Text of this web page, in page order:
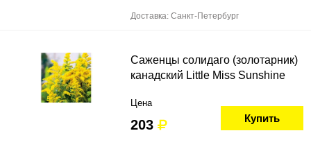
Доставка: Санкт-Петербург
Саженцы солидаго (золотарник)
канадский Little Miss Sunshine
Цена
203 Купить